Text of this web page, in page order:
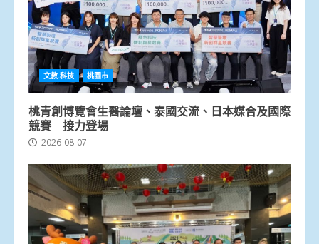
文教.科技 桃園市
桃青創博覽會生醫論壇、泰國交流、日本媒合及國際
競賽 接力登場
2026-08-07